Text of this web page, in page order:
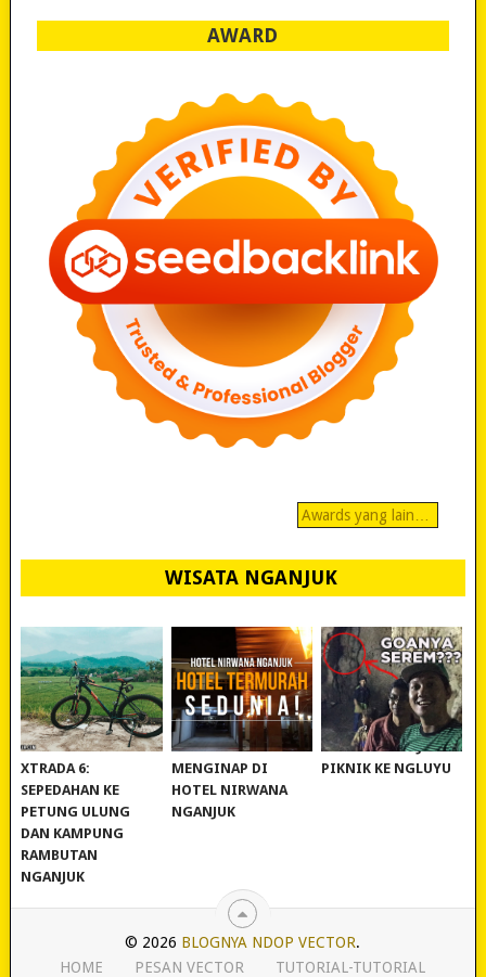
AWARD
Awards yang lain…
WISATA NGANJUK
REVIEW POLYGON
XTRADA 6:
SEPEDAHAN KE
PETUNG ULUNG
DAN KAMPUNG
RAMBUTAN
NGANJUK
MURAH BANGET!
MENGINAP DI
HOTEL NIRWANA
NGANJUK
WISATA NGANJUK:
PIKNIK KE NGLUYU
© 2026 BLOGNYA NDOP VECTOR.
HOME
PESAN VECTOR TUTORIAL-TUTORIAL